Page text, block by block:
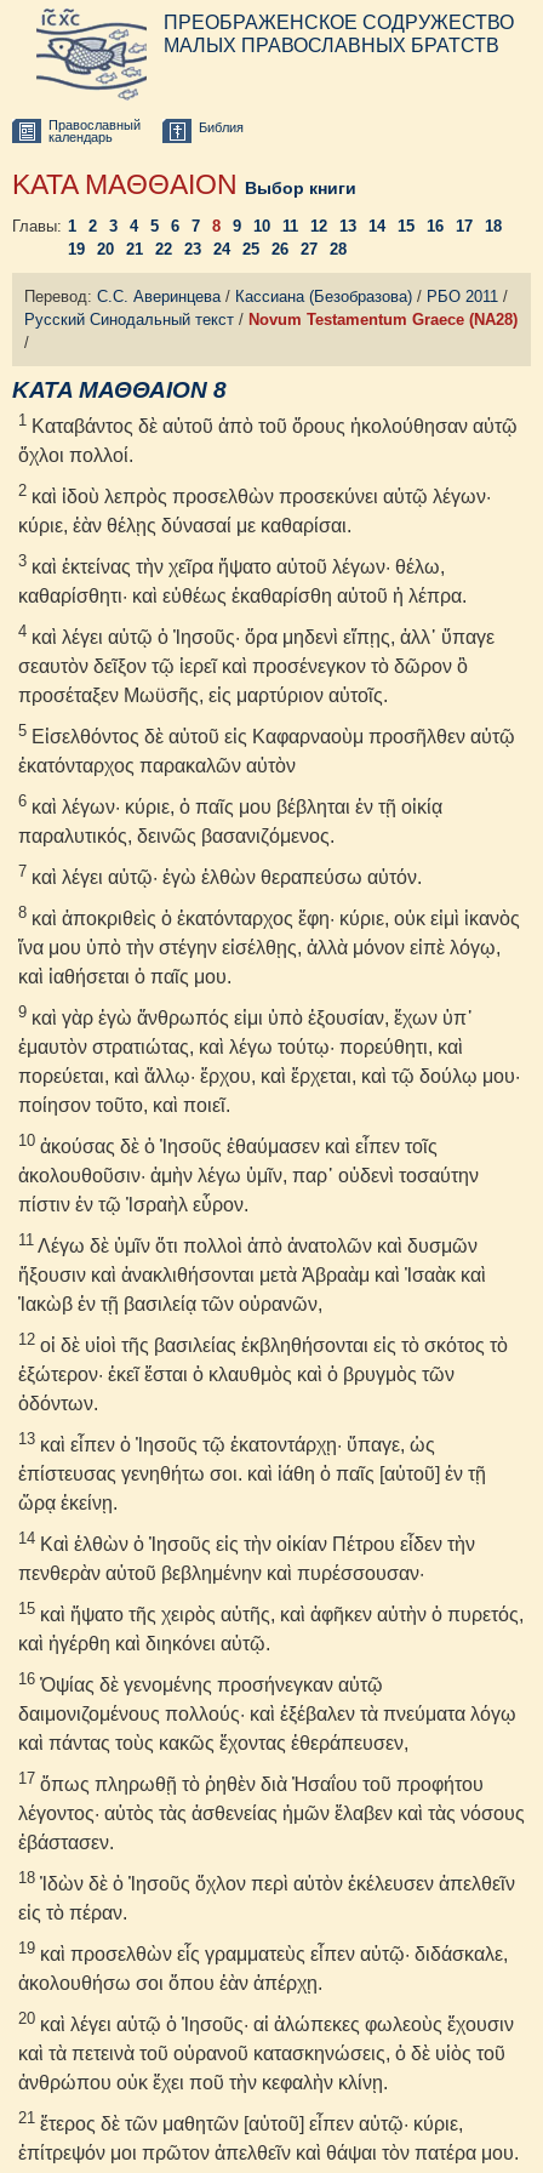
ПРЕОБРАЖЕНСКОЕ СОДРУЖЕСТВО
МАЛЫХ ПРАВОСЛАВНЫХ БРАТСТВ
Православный
календарь
Библия
ΚΑΤΑ ΜΑΘΘΑΙΟΝ Выбор книги
Главы: 1 2 3 4 5 6 7 8 9 10 11 12 13 14 15 16 17
18
19
20 21 22 23 24 25 26 27 28
Перевод: С.С. Аверинцева/ Кассиана (Безобразова) / РБО 2011 /
Русский Синодальный текст / Novum Testamentum Graece (NA28)
/
ΚΑΤΑ ΜΑΘΘΑΙΟΝ 8
1 Καταβάντος δὲ αὐτοῦ ἀπὸ τοῦ ὄρους ἠκολούθησαν αὐτῷ
ὄχλοι πολλοί.
2 καὶ ἰδοὺ λεπρὸς προσελθὼν προσεκύνει αὐτῷ λέγων·
κύριε, ἐὰν θέλῃς δύνασαί με καθαρίσαι.
3 καὶ ἐκτείνας τὴν χεῖρα ἥψατο αὐτοῦ λέγων· θέλω,
καθαρίσθητι· καὶ εὐθέως ἐκαθαρίσθη αὐτοῦ ἡ λέπρα.
4 καὶ λέγει αὐτῷ ὁ Ἰησοῦς· ὅρα μηδενὶ εἴπῃς, ἀλλ᾽ ὕπαγε
σεαυτὸν δεῖξον τῷ ἱερεῖ καὶ προσένεγκον τὸ δῶρον ὃ
προσέταξεν Μωϋσῆς, εἰς μαρτύριον αὐτοῖς.
5 Εἰσελθόντος δὲ αὐτοῦ εἰς Καφαρναοὺμ προσῆλθεν αὐτῷ
ἑκατόνταρχος παρακαλῶν αὐτὸν
6 καὶ λέγων· κύριε, ὁ παῖς μου βέβληται ἐν τῇ οἰκίᾳ
παραλυτικός, δεινῶς βασανιζόμενος.
7 καὶ λέγει αὐτῷ· ἐγὼ ἐλθὼν θεραπεύσω αὐτόν.
8 καὶ ἀποκριθεὶς ὁ ἑκατόνταρχος ἔφη· κύριε, οὐκ εἰμὶ ἱκανὸς
ἵνα μου ὑπὸ τὴν στέγην εἰσέλθῃς, ἀλλὰ μόνον εἰπὲ λόγῳ,
καὶ ἰαθήσεται ὁ παῖς μου.
9 καὶ γὰρ ἐγὼ ἄνθρωπός εἰμι ὑπὸ ἐξουσίαν, ἔχων ὑπ᾽
ἐμαυτὸν στρατιώτας, καὶ λέγω τούτῳ· πορεύθητι, καὶ
πορεύεται, καὶ ἄλλῳ· ἔρχου, καὶ ἔρχεται, καὶ τῷ δούλῳ μου·
ποίησον τοῦτο, καὶ ποιεῖ.
10 ἀκούσας δὲ ὁ Ἰησοῦς ἐθαύμασεν καὶ εἶπεν τοῖς
ἀκολουθοῦσιν· ἀμὴν λέγω ὑμῖν, παρ᾽ οὐδενὶ τοσαύτην
πίστιν ἐν τῷ Ἰσραὴλ εὗρον.
11 Λέγω δὲ ὑμῖν ὅτι πολλοὶ ἀπὸ ἀνατολῶν καὶ δυσμῶν
ἥξουσιν καὶ ἀνακλιθήσονται μετὰ Ἀβραὰμ καὶ Ἰσαὰκ καὶ
Ἰακὼβ ἐν τῇ βασιλείᾳ τῶν οὐρανῶν,
12 οἱ δὲ υἱοὶ τῆς βασιλείας ἐκβληθήσονται εἰς τὸ σκότος τὸ
ἐξώτερον· ἐκεῖ ἔσται ὁ κλαυθμὸς καὶ ὁ βρυγμὸς τῶν
ὀδόντων.
13 καὶ εἶπεν ὁ Ἰησοῦς τῷ ἑκατοντάρχῃ· ὕπαγε, ὡς
ἐπίστευσας γενηθήτω σοι. καὶ ἰάθη ὁ παῖς [αὐτοῦ] ἐν τῇ
ὥρᾳ ἐκείνῃ.
14 Καὶ ἐλθὼν ὁ Ἰησοῦς εἰς τὴν οἰκίαν Πέτρου εἶδεν τὴν
πενθερὰν αὐτοῦ βεβλημένην καὶ πυρέσσουσαν·
15 καὶ ἥψατο τῆς χειρὸς αὐτῆς, καὶ ἀφῆκεν αὐτὴν ὁ πυρετός,
καὶ ἠγέρθη καὶ διηκόνει αὐτῷ.
16 Ὀψίας δὲ γενομένης προσήνεγκαν αὐτῷ
δαιμονιζομένους πολλούς· καὶ ἐξέβαλεν τὰ πνεύματα λόγῳ
καὶ πάντας τοὺς κακῶς ἔχοντας ἐθεράπευσεν,
17 ὅπως πληρωθῇ τὸ ῥηθὲν διὰ Ἠσαΐου τοῦ προφήτου
λέγοντος· αὐτὸς τὰς ἀσθενείας ἡμῶν ἔλαβεν καὶ τὰς νόσους
ἐβάστασεν.
18 Ἰδὼν δὲ ὁ Ἰησοῦς ὄχλον περὶ αὐτὸν ἐκέλευσεν ἀπελθεῖν
εἰς τὸ πέραν.
19 καὶ προσελθὼν εἷς γραμματεὺς εἶπεν αὐτῷ· διδάσκαλε,
ἀκολουθήσω σοι ὅπου ἐὰν ἀπέρχῃ.
20 καὶ λέγει αὐτῷ ὁ Ἰησοῦς· αἱ ἀλώπεκες φωλεοὺς ἔχουσιν
καὶ τὰ πετεινὰ τοῦ οὐρανοῦ κατασκηνώσεις, ὁ δὲ υἱὸς τοῦ
ἀνθρώπου οὐκ ἔχει ποῦ τὴν κεφαλὴν κλίνῃ.
21 ἕτερος δὲ τῶν μαθητῶν [αὐτοῦ] εἶπεν αὐτῷ· κύριε,
ἐπίτρεψόν μοι πρῶτον ἀπελθεῖν καὶ θάψαι τὸν πατέρα μου.